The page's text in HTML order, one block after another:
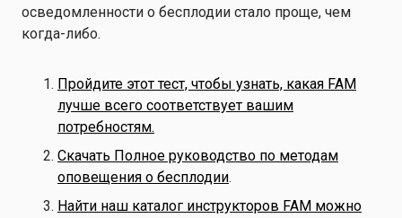
осведомленности о бесплодии стало проще, чем
когда-либо.
Пройдите этот тест, чтобы узнать, какая FAM
лучше всего соответствует вашим
потребностям.
Скачать Полное руководство по методам
оповещения о бесплодии.
Найти наш каталог инструкторов FAM можно